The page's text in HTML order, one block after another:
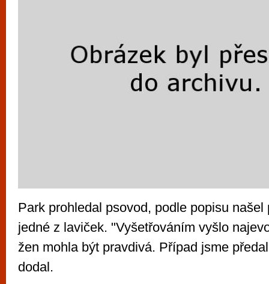
Park prohledal psovod, podle popisu našel
jedné z laviček. "Vyšetřováním vyšlo
žen mohla být pravdivá. Případ jsme
dodal.